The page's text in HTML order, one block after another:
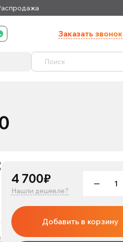
Заказать звонок
4 700₽
Нашли дешевле?
Добавить в корзину